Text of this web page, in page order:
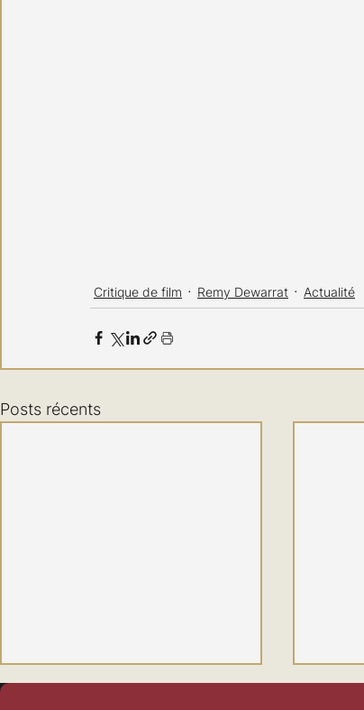
Critique de film Remy Dewarrat Actualité
Posts récents